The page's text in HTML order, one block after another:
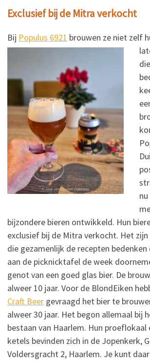
Exclusief bij de Mitra verkocht
Bij Populus 6921 brouwen ze niet zelf
bijzondere bieren ontwikkeld. Hun
exclusief bij de Mitra verkocht. Het zijn
die gezamenlijk de recepten bedenken
aan de picknicktafel de week
genot van een goed glas bier. De
alweer 10 jaar. Voor de BlondEiken
Craft Beer gevraagd het bier te
alweer 30 jaar. Het begon allemaal bij
bestaan van Haarlem. Hun proeflokaal
ketels bevinden zich in de Jopenkerk,
Voldersgracht 2, Haarlem. Je kunt